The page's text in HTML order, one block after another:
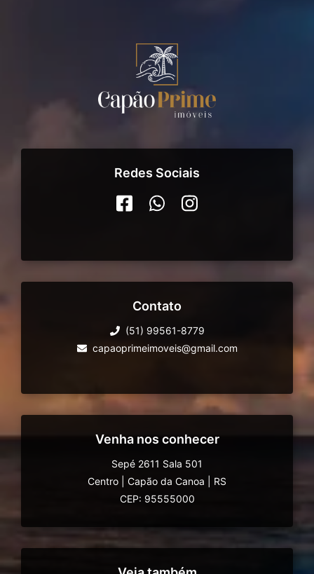
Redes Sociais
Contato
(51) 99561-8779
capaoprimeimoveis@gmail.com
Venha nos conhecer
Sepé 2611 Sala 501
Centro
Capão da Canoa
RS
CEP: 95555000